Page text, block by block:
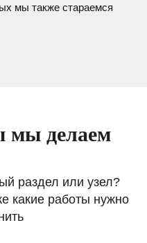
мы также стараемся
мы делаем
раздел или узел?
какие работы нужно